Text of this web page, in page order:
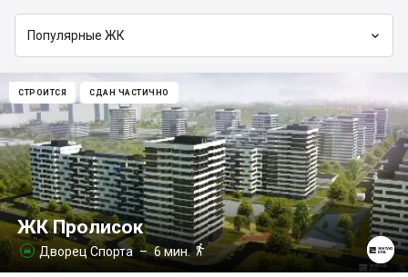
Популярные ЖК 
СТРОИТСЯ СДАН ЧАСТИЧНО
ЖК Пролисок
 Дворец Спорта– 6 мин. 